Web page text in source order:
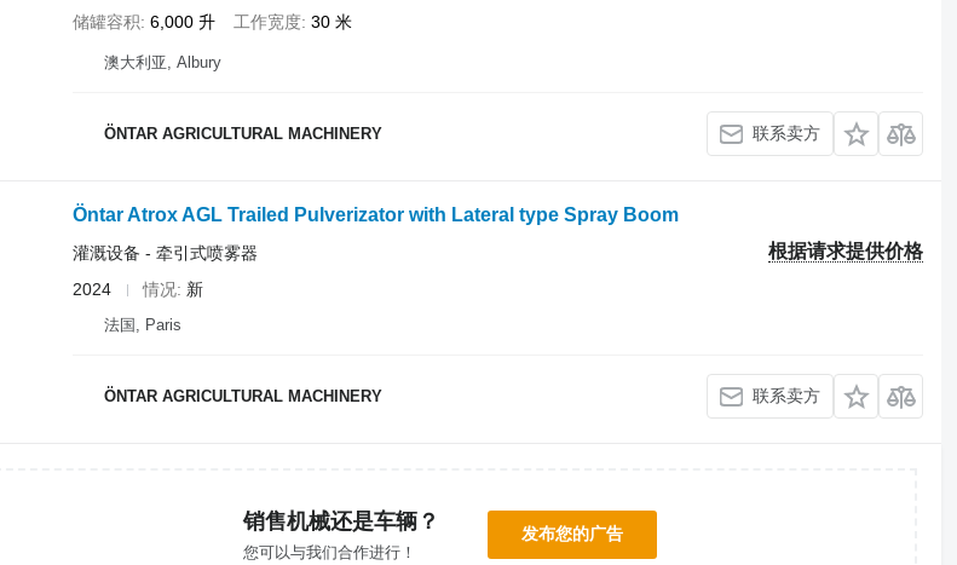
储罐容积 6,000 升 工作宽度 30 米
澳大利亚, Albury
ÖNTAR AGRICULTURAL MACHINERY 联系卖方
Öntar Atrox AGL Trailed Pulverizator with Lateral type Spray Boom
根据请求提供价格
灌溉设备 - 牵引式喷雾器
2024
情况 新
法国, Paris
ÖNTAR AGRICULTURAL MACHINERY 联系卖方
销售机械还是车辆？
您可以与我们合作进行！
发布您的广告